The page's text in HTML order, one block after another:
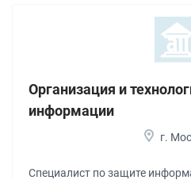
Организация и
информации
г.
Специалист по защите